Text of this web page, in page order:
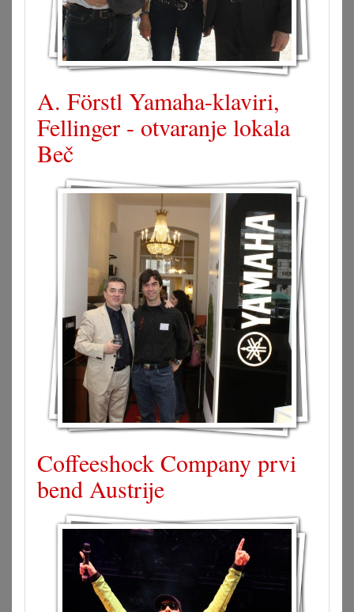
A. Förstl Yamaha-klaviri,
Fellinger - otvaranje lokala
Beč
Coffeeshock Company prvi
bend Austrije